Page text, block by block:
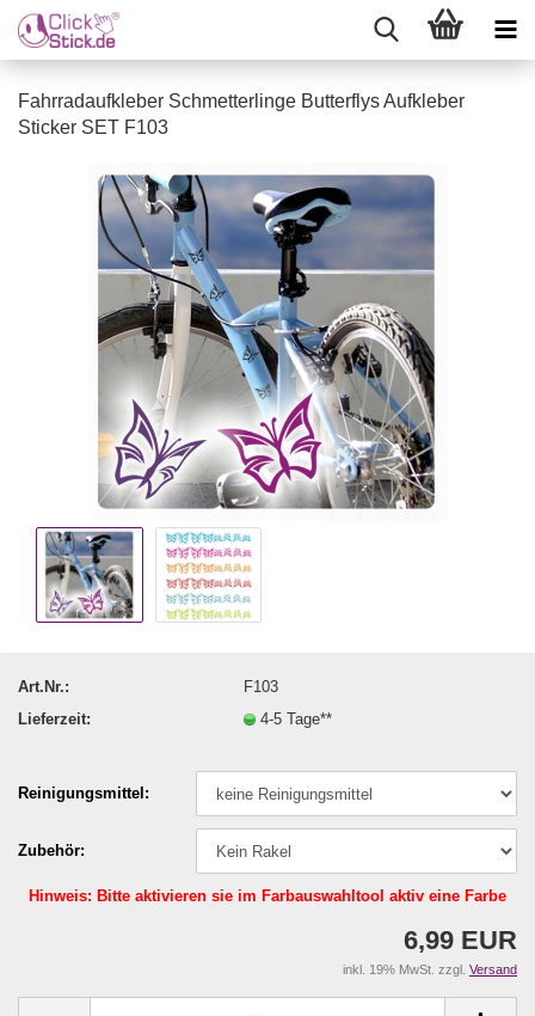
Fahrradaufkleber Schmetterlinge Butterflys Aufkleber
Sticker SET F103
Art.Nr.:
F103
Lieferzeit:
4-5 Tage**
Reinigungsmittel:
Zubehör:
Hinweis: Bitte aktivieren sie im Farbauswahltool aktiv eine Farbe
6,99 EUR
inkl. 19% MwSt. zzgl. Versand